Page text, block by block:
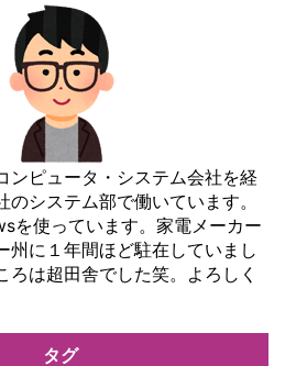
ピュータ・システム会社を経
システム部で働いています。
を使っています。家電メーカー
州に１年間ほど駐在していまし
ろは超田舎でした笑。よろしく
タグ